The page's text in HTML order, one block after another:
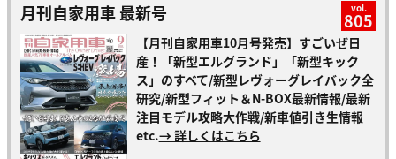
月刊自家用車 最新号 vol.
805
【月刊自家用車10月号発売】すごいぜ日
産！「新型エルグランド」「新型キック
ス」のすべて/新型レヴォーグレイバック全
研究/新型フィット＆N-BOX最新情報/最新
注目モデル攻略大作戦/新車値引き生情報
etc.→ 詳しくはこちら